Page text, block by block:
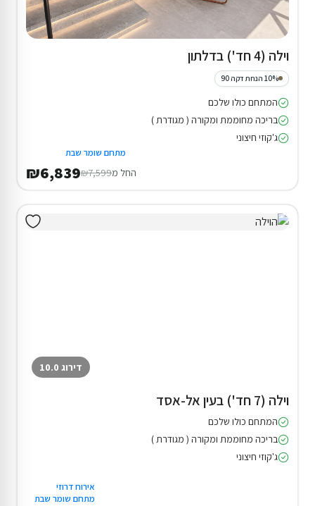
וילה (4 חד') בדלתון
10% הנחת דקה 90
המתחם כולו שלכם
בריכה מחוממת ומקורה ( מגודרת )
ג'קוזי חיצוני
מתחם שומר שבת
החל מ₪7,599
₪6,839
דירוג 10.0
וילה (7 חד') בעין אל-אסד
המתחם כולו שלכם
בריכה מחוממת ומקורה ( מגודרת )
ג'קוזי חיצוני
אירוח דרוזי
מתחם שומר שבת